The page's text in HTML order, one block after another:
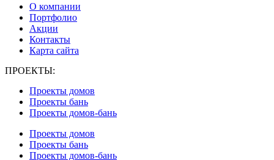
О компании
Портфолио
Акции
Контакты
Карта сайта
ПРОЕКТЫ:
Проекты домов
Проекты бань
Проекты домов-бань
Проекты домов
Проекты бань
Проекты домов-бань